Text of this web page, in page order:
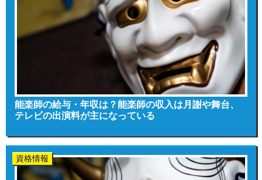
能楽師の給与・年収は？能楽師の収入は月謝や舞台、
テレビの出演料が主になっている
資格情報